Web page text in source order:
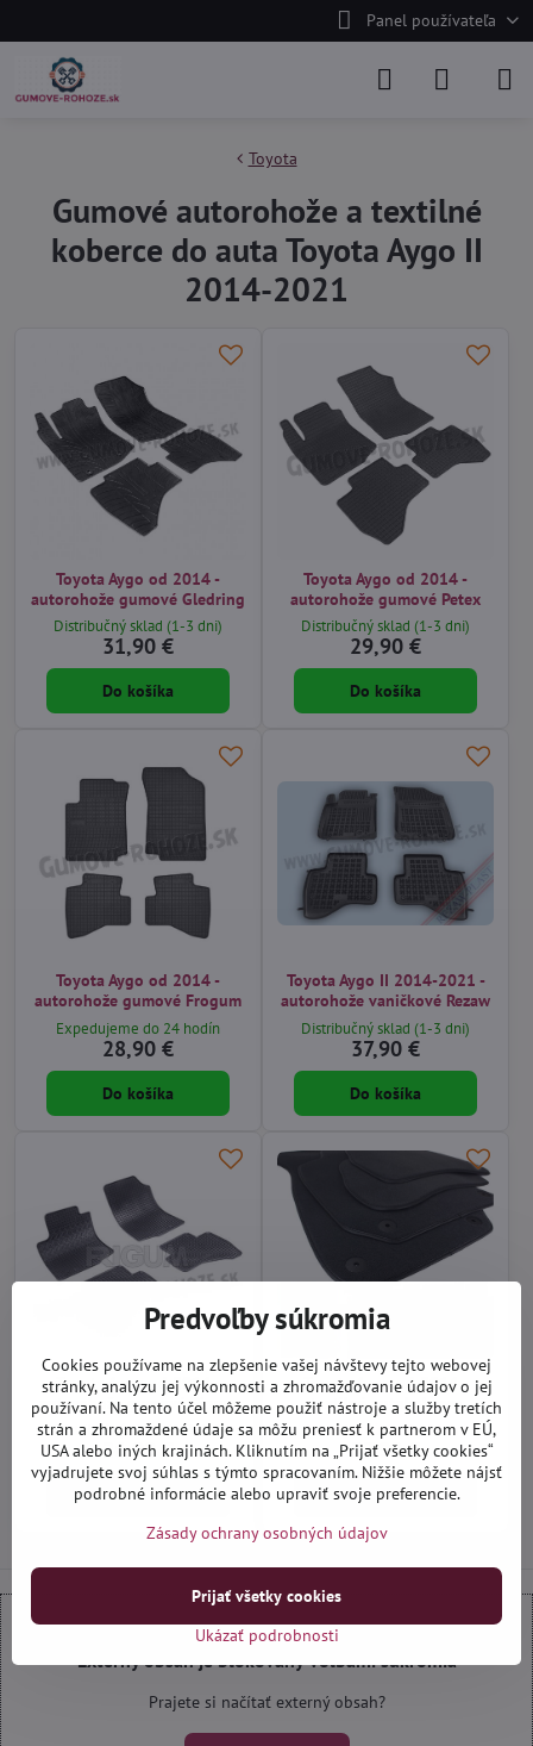
Panel používateľa
Toyota
Gumové autorohože a textilné
koberce do auta Toyota Aygo II
2014-2021
Toyota Aygo od 2014 -
autorohože gumové Gledring
Distribučný sklad (1-3 dni)
31,90 €
Do košíka
Toyota Aygo od 2014 -
autorohože gumové Petex
Distribučný sklad (1-3 dni)
29,90 €
Do košíka
Toyota Aygo od 2014 -
autorohože gumové Frogum
Expedujeme do 24 hodín
28,90 €
Do košíka
Toyota Aygo II 2014-2021 -
autorohože vaničkové Rezaw
Distribučný sklad (1-3 dni)
37,90 €
Do košíka
Toyota Aygo od 2014 -
autorohože gumové Rigum
Distribučný sklad (1-3 dni)
26,90 €
Do košíka
Toyota Aygo od 2014 -
textilné autokoberce
Na objednávku do 14 dní
27,90 €
Zobraziť
Externý obsah je blokovaný Voľbami súkromia
Prajete si načítať externý obsah?
Predvoľby súkromia
Cookies používame na zlepšenie vašej návštevy tejto webovej
stránky, analýzu jej výkonnosti a zhromažďovanie údajov o jej
používaní. Na tento účel môžeme použiť nástroje a služby tretích
strán a zhromaždené údaje sa môžu preniesť k partnerom v EÚ,
USA alebo iných krajinách. Kliknutím na „Prijať všetky cookies“
vyjadrujete svoj súhlas s týmto spracovaním. Nižšie môžete nájsť
podrobné informácie alebo upraviť svoje preferencie.
Zásady ochrany osobných údajov
Ukázať podrobnosti
Prijať všetky cookies